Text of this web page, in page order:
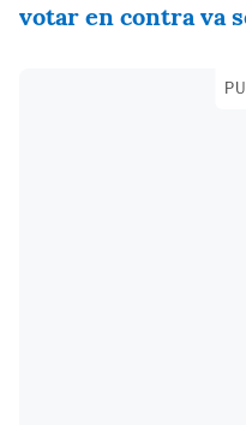
votar en contra va